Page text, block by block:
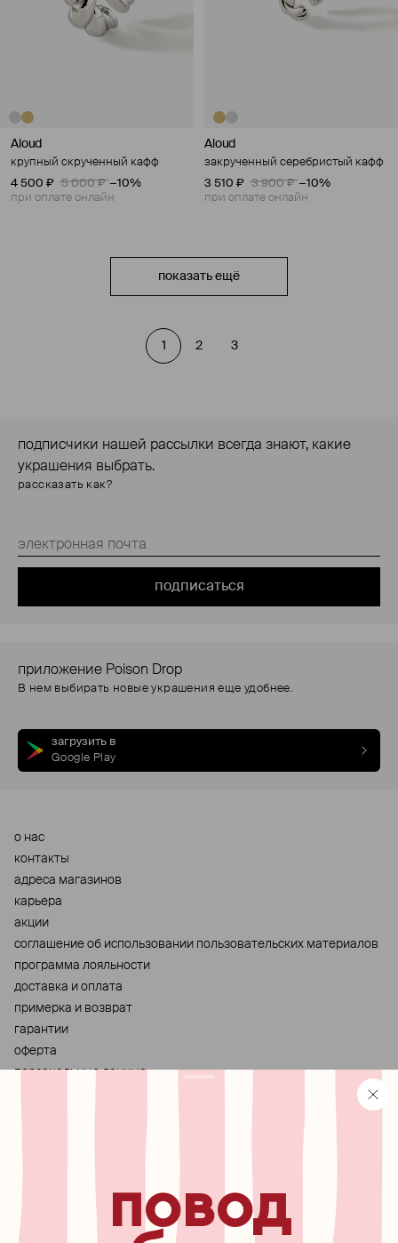
Aloud
крупный скрученный кафф
4 500 ₽
5 000 ₽ −10%
при оплате онлайн
Aloud
закрученный серебристый кафф
3 510 ₽
3 900 ₽ −10%
при оплате онлайн
показать ещё
1 2 3
подписчики нашей рассылки всегда знают, какие
украшения выбрать.
рассказать как?
подписаться
приложение Poison Drop
В нем выбирать новые украшения еще удобнее.
загрузить в
Google Play
о нас
контакты
адреса магазинов
карьера
акции
cоглашение об использовании пользовательских материалов
программа лояльности
доставка и оплата
примерка и возврат
гарантии
оферта
персональные данные
новинках, специальных
мероприятиях, скидках и
многом другом
повод